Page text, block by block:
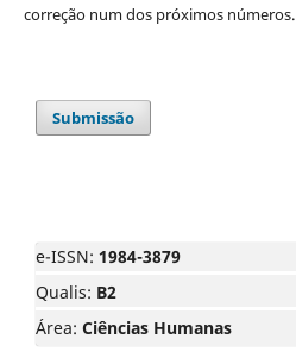
correção num dos próximos números.
Submissão
e-ISSN: 1984-3879
Qualis: B2
Área: Ciências Humanas